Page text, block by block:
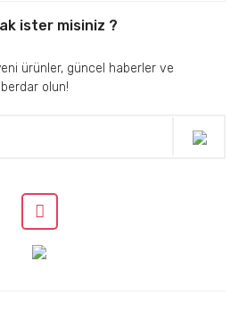
ister misiniz ?
ürünler, güncel haberler ve
olun!